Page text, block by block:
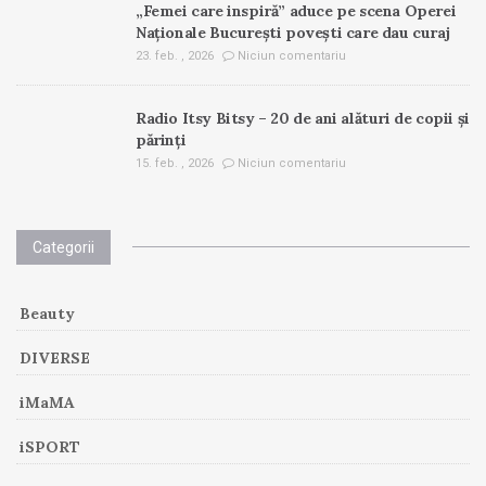
„Femei care inspiră” aduce pe scena Operei
Naționale București povești care dau curaj
23. feb. , 2026 Niciun comentariu
Radio Itsy Bitsy – 20 de ani alături de copii și
părinți
15. feb. , 2026 Niciun comentariu
Categorii
Beauty
DIVERSE
iMaMA
iSPORT